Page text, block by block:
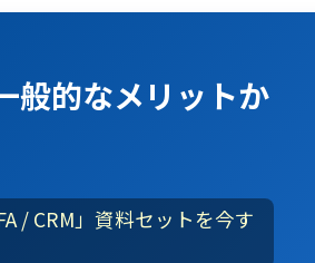
般的なメリットか
/ CRM」資料セットを今す